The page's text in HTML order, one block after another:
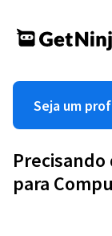
Seja um
Precisando
para